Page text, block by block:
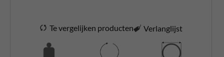
Te vergelijken producten Verlanglijst